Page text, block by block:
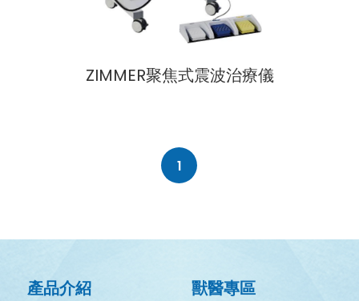
ZIMMER聚焦式震波治療儀
1
產品介紹 獸醫專區